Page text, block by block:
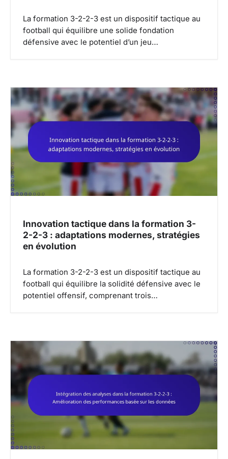
La formation 3-2-2-3 est un dispositif tactique au
football qui équilibre une solide fondation
défensive avec le potentiel d’un jeu…
Innovation tactique dans la formation 3-
2-2-3 : adaptations modernes, stratégies
en évolution
La formation 3-2-2-3 est un dispositif tactique au
football qui équilibre la solidité défensive avec le
potentiel offensif, comprenant trois…